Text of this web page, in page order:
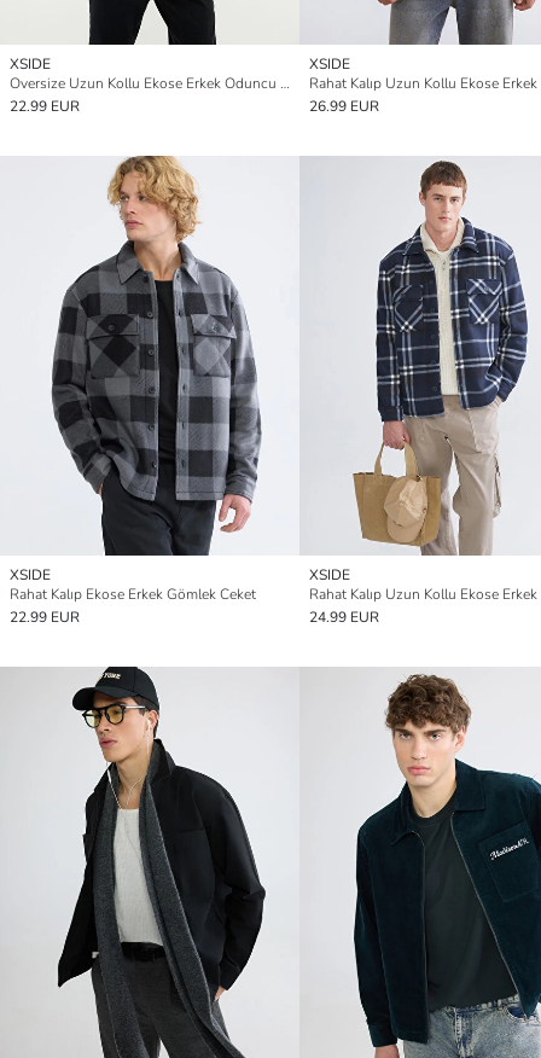
XSIDE
Oversize Uzun Kollu Ekose Erkek Oduncu Gömlek Ceket
22.99 EUR
XSIDE
26.99 EUR
XSIDE
Rahat Kalıp Ekose Erkek Gömlek Ceket
22.99 EUR
XSIDE
24.99 EUR